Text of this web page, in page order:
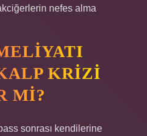
nefes alma
KRIZI
MI?
sonrası kendilerine